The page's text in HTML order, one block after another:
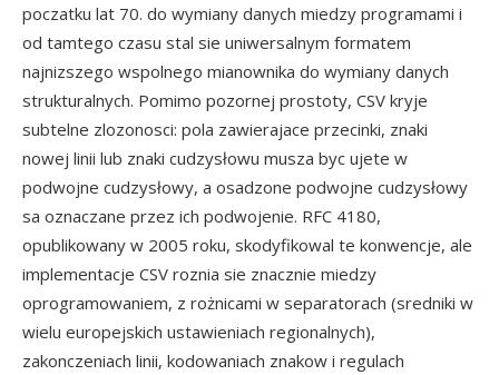
poczatku lat 70. do wymiany danych miedzy programami i
od tamtego czasu stal sie uniwersalnym formatem
najnizszego wspolnego mianownika do wymiany danych
strukturalnych. Pomimo pozornej prostoty, CSV kryje
subtelne zlozonosci: pola zawierajace przecinki, znaki
nowej linii lub znaki cudzysłowu musza byc ujete w
podwojne cudzysłowy, a osadzone podwojne cudzysłowy
sa oznaczane przez ich podwojenie. RFC 4180,
opublikowany w 2005 roku, skodyfikowal te konwencje, ale
implementacje CSV roznia sie znacznie miedzy
oprogramowaniem, z rożnicami w separatorach (sredniki w
wielu europejskich ustawieniach regionalnych),
zakonczeniach linii, kodowaniach znakow i regulach